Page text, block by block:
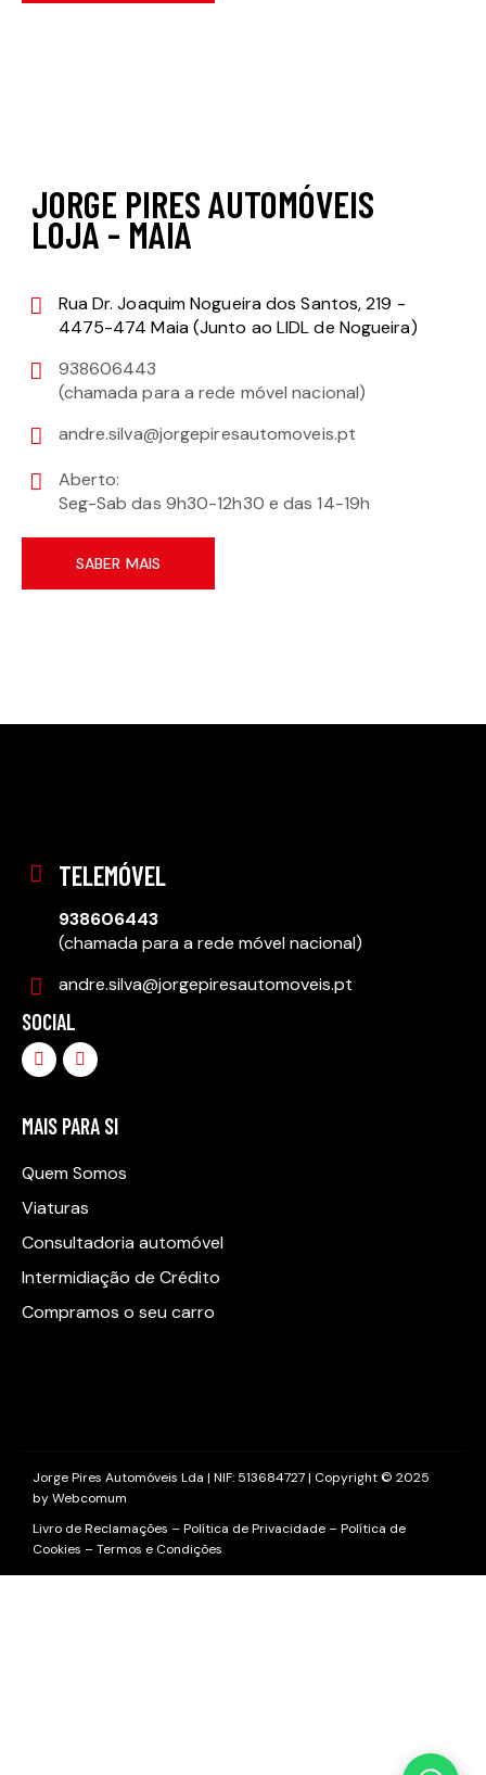
JORGE PIRES AUTOMÓVEIS
LOJA - MAIA
Rua Dr. Joaquim Nogueira dos Santos, 219 -
4475-474 Maia (Junto ao LIDL de Nogueira)
938606443
(chamada para a rede móvel nacional)
andre.silva@jorgepiresautomoveis.pt
Aberto:
Seg-Sab das 9h30-12h30 e das 14-19h
SABER MAIS
TELEMÓVEL
938606443
(chamada para a rede móvel nacional)
andre.silva@jorgepiresautomoveis.pt
SOCIAL
MAIS PARA SI
Quem Somos
Viaturas
Consultadoria automóvel
Intermidiação de Crédito
Compramos o seu carro
Jorge Pires Automóveis Lda | NIF: 513684727 | Copyright © 2025
byWebcomum
Livro de Reclamações –Política de Privacidade–Política de
Cookies –Termos e Condições